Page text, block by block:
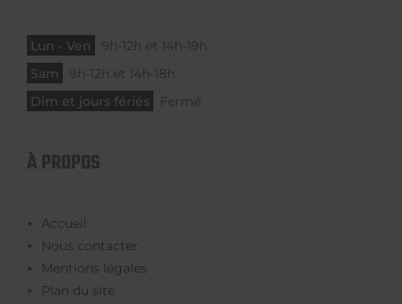
Lun - Ven
9h-12h et 14h-19h
Sam
9h-12h et 14h-18h
Dim et jours fériés
Fermé
À PROPOS
Accueil
Nous contacter
Mentions légales
Plan du site